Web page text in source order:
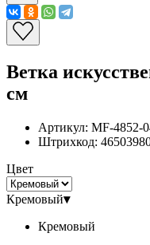
Ветка
см
Артикул: MF-4852-
Штрихкод:
Цвет
Кремовый▾
Кремовый